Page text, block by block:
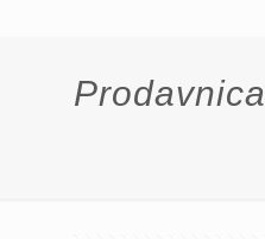
Prodavnica